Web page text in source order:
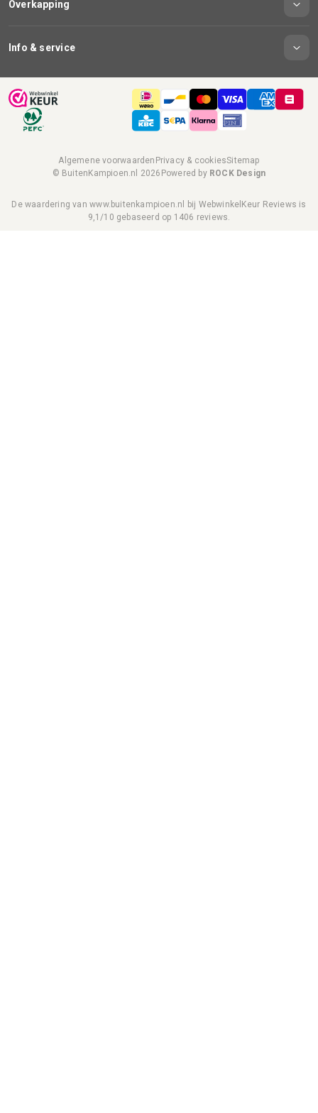
Overkapping
Info & service
Algemene voorwaarden Privacy & cookiesSitemap
© BuitenKampioen.nl 2026 Powered by ROCK Design
De waardering van www.buitenkampioen.nl bij WebwinkelKeur Reviews is
9,1/10 gebaseerd op 1406 reviews.